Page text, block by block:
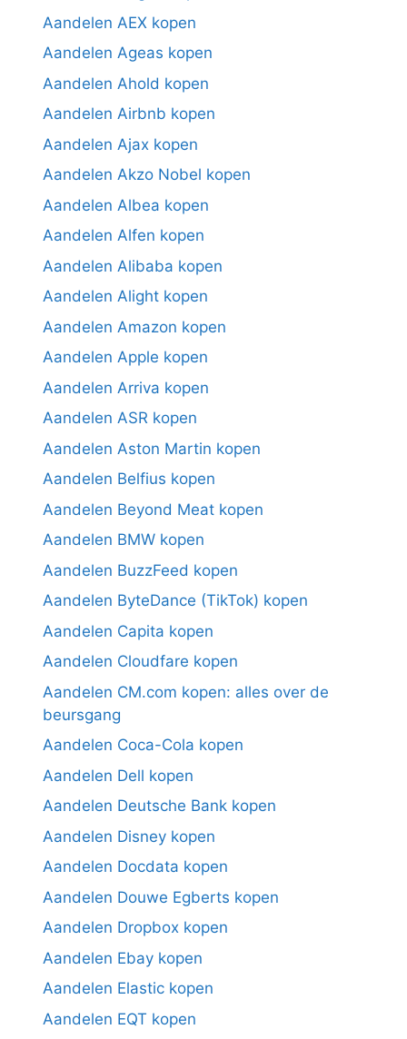
Aandelen AEX kopen
Aandelen Ageas kopen
Aandelen Ahold kopen
Aandelen Airbnb kopen
Aandelen Ajax kopen
Aandelen Akzo Nobel kopen
Aandelen Albea kopen
Aandelen Alfen kopen
Aandelen Alibaba kopen
Aandelen Alight kopen
Aandelen Amazon kopen
Aandelen Apple kopen
Aandelen Arriva kopen
Aandelen ASR kopen
Aandelen Aston Martin kopen
Aandelen Belfius kopen
Aandelen Beyond Meat kopen
Aandelen BMW kopen
Aandelen BuzzFeed kopen
Aandelen ByteDance (TikTok) kopen
Aandelen Capita kopen
Aandelen Cloudfare kopen
Aandelen CM.com kopen: alles over de
beursgang
Aandelen Coca-Cola kopen
Aandelen Dell kopen
Aandelen Deutsche Bank kopen
Aandelen Disney kopen
Aandelen Docdata kopen
Aandelen Douwe Egberts kopen
Aandelen Dropbox kopen
Aandelen Ebay kopen
Aandelen Elastic kopen
Aandelen EQT kopen